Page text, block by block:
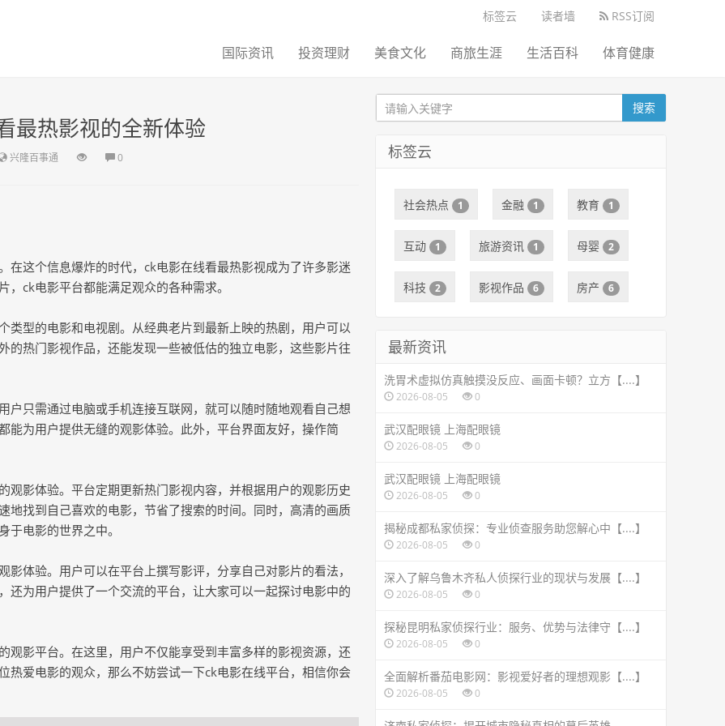
标签云 读者墙 RSS订阅
国际资讯 投资理财 美食文化 商旅生涯 生活百科 体育健康
最热影视的全新体验
兴隆百事通 0
在这个信息爆炸的时代，ck电影在线看最热影视成为了许多影迷
ck电影平台都能满足观众的各种需求。
型的电影和电视剧。从经典老片到最新上映的热剧，用户可以
热门影视作品，还能发现一些被低估的独立电影，这些影片往
只需通过电脑或手机连接互联网，就可以随时随地观看自己想
为用户提供无缝的观影体验。此外，平台界面友好，操作简
观影体验。平台定期更新热门影视内容，并根据用户的观影历史
地找到自己喜欢的电影，节省了搜索的时间。同时，高清的画质
电影的世界之中。
体验。用户可以在平台上撰写影评，分享自己对影片的看法，
还为用户提供了一个交流的平台，让大家可以一起探讨电影中的
观影平台。在这里，用户不仅能享受到丰富多样的影视资源，还
热爱电影的观众，那么不妨尝试一下ck电影在线平台，相信你会
搜索
标签云
社会热点 1 金融 1 教育 1
互动 1 旅游资讯 1 母婴 2
科技 2 影视作品 6 房产 6
最新资讯
洗胃术虚拟仿真触摸没反应、画面卡顿？立方【....】
2026-08-05 0
武汉配眼镜 上海配眼镜
2026-08-05 0
武汉配眼镜 上海配眼镜
2026-08-05 0
揭秘成都私家侦探：专业侦查服务助您解心中【....】
2026-08-05 0
深入了解乌鲁木齐私人侦探行业的现状与发展【....】
2026-08-05 0
探秘昆明私家侦探行业：服务、优势与法律守【....】
2026-08-05 0
全面解析番茄电影网：影视爱好者的理想观影【....】
2026-08-05 0